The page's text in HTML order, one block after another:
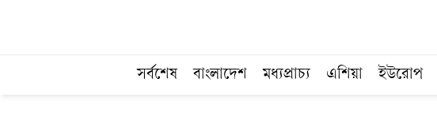
সর্বশেষ বাংলাদেশ মধ্যপ্রাচ্য এশিয়া ইউরোপ